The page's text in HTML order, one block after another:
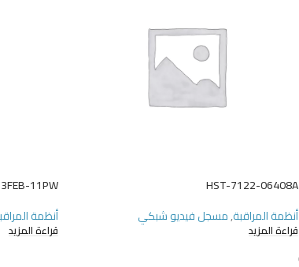
HST-7122-06408A
أنظمة المراقبة,مسجل فيديو شبكي
قراءة المزيد
11PW
أنظمة
قراءة المزيد